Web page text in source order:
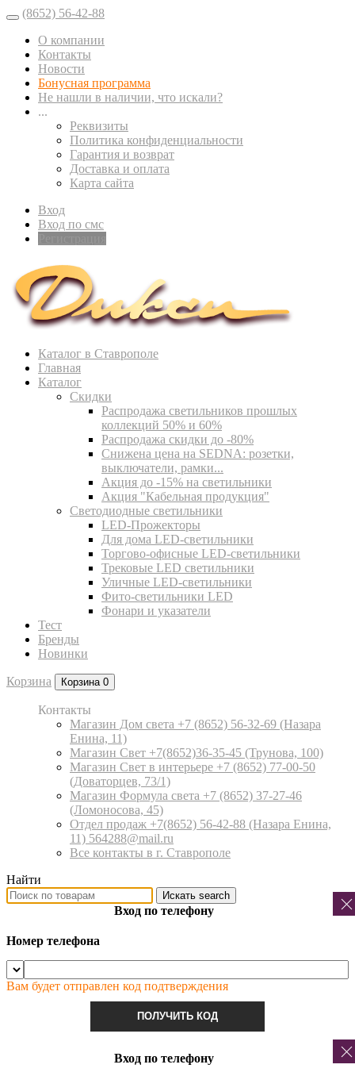
(8652) 56-42-88
О компании
Контакты
Новости
Бонусная программа
Не нашли в наличии, что искали?
...
Реквизиты
Политика конфиденциальности
Гарантия и возврат
Доставка и оплата
Карта сайта
Вход
Вход по смс
Каталог в Ставрополе
Главная
Каталог
Скидки
Распродажа светильников прошлых
коллекций 50% и 60%
Распродажа скидки до -80%
Cнижена цена на SEDNA: розетки,
выключатели, рамки...
Акция до -15% на светильники
Акция "Кабельная продукция"
Светодиодные светильники
LED-Прожекторы
Для дома LED-светильники
Торгово-офисные LED-светильники
Трековые LED светильники
Уличные LED-светильники
Фито-светильники LED
Фонари и указатели
Тест
Бренды
Новинки
Корзина Корзина 0
Контакты
Магазин Дом света +7 (8652) 56-32-69 (Назара
Енина, 11)
Магазин Свет +7(8652)36-35-45 (Трунова, 100)
Магазин Свет в интерьере +7 (8652) 77-00-50
(Доваторцев, 73/1)
Магазин Формула света +7 (8652) 37-27-46
(Ломоносова, 45)
Отдел продаж +7(8652) 56-42-88 (Назара Енина,
11) 564288@mail.ru
Все контакты в г. Ставрополе
Найти
Искать search
Вход по телефону
Номер телефона
Вам будет отправлен код подтверждения
ПОЛУЧИТЬ КОД
Вход по телефону